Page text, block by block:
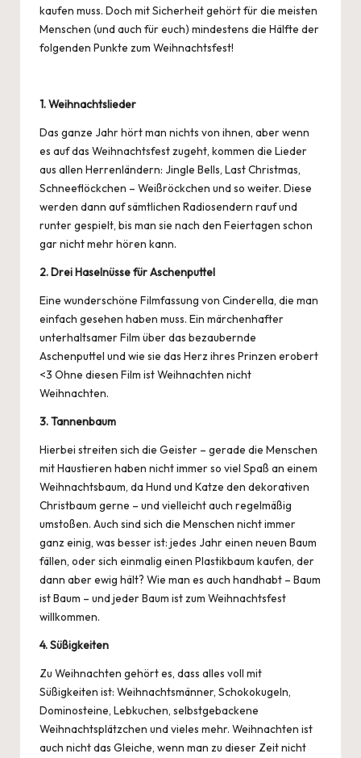
kaufen muss. Doch mit Sicherheit gehört für die meisten
Menschen (und auch für euch) mindestens die Hälfte der
folgenden Punkte zum Weihnachtsfest!
1. Weihnachtslieder
Das ganze Jahr hört man nichts von ihnen, aber wenn
es auf das Weihnachtsfest zugeht, kommen die Lieder
aus allen Herrenländern: Jingle Bells, Last Christmas,
Schneeflöckchen – Weißröckchen und so weiter. Diese
werden dann auf sämtlichen Radiosendern rauf und
runter gespielt, bis man sie nach den Feiertagen schon
gar nicht mehr hören kann.
2. Drei Haselnüsse für Aschenputtel
Eine wunderschöne Filmfassung von Cinderella, die man
einfach gesehen haben muss. Ein märchenhafter
unterhaltsamer Film über das bezaubernde
Aschenputtel und wie sie das Herz ihres Prinzen erobert
<3 Ohne diesen Film ist Weihnachten nicht
Weihnachten.
3. Tannenbaum
Hierbei streiten sich die Geister – gerade die Menschen
mitHaustieren haben nicht immer so viel Spaß an einem
Weihnachtsbaum, da Hund und Katze den dekorativen
Christbaum gerne – und vielleicht auch regelmäßig
umstoßen. Auch sind sich die Menschen nicht immer
ganz einig, was besser ist: jedes Jahr einen neuen Baum
fällen, oder sich einmalig einen Plastikbaum kaufen, der
dann aber ewig hält? Wie man es auch handhabt – Baum
ist Baum – und jeder Baum ist zum Weihnachtsfest
willkommen.
4. Süßigkeiten
Zu Weihnachten gehört es, dass alles voll mit
Süßigkeiten ist: Weihnachtsmänner, Schokokugeln,
Dominosteine, Lebkuchen, selbstgebackene
Weihnachtsplätzchen und vieles mehr. Weihnachten ist
auch nicht das Gleiche, wenn man zu dieser Zeit nicht